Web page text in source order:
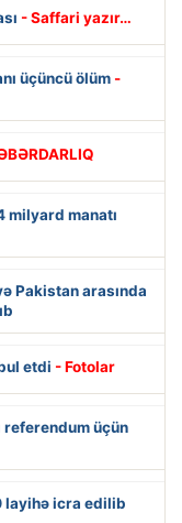
- Saffari yazır…
üçüncü ölüm -
milyard manatı
Pakistan arasında
etdi - Fotolar
referendum üçün
layihə icra edilib